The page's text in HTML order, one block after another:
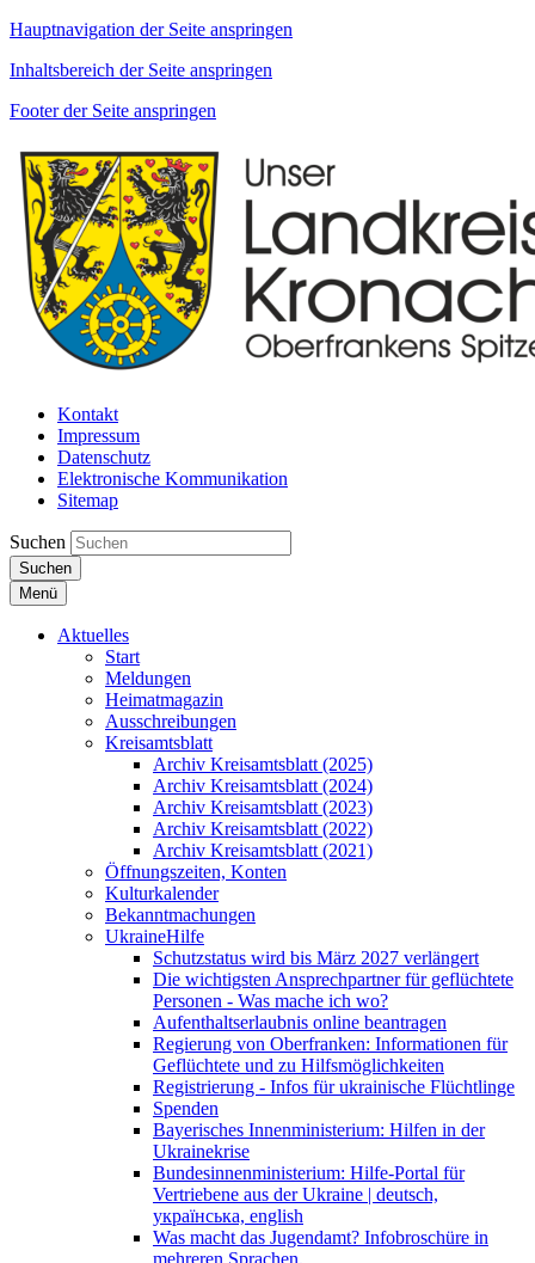
Hauptnavigation der Seite anspringen
Inhaltsbereich der Seite anspringen
Footer der Seite anspringen
Kontakt
Impressum
Datenschutz
Elektronische Kommunikation
Sitemap
Suchen
Suchen
Menü
Aktuelles
Start
Meldungen
Heimatmagazin
Ausschreibungen
Kreisamtsblatt
Archiv Kreisamtsblatt (2025)
Archiv Kreisamtsblatt (2024)
Archiv Kreisamtsblatt (2023)
Archiv Kreisamtsblatt (2022)
Archiv Kreisamtsblatt (2021)
Öffnungszeiten, Konten
Kulturkalender
Bekanntmachungen
UkraineHilfe
Schutzstatus wird bis März 2027 verlängert
Die wichtigsten Ansprechpartner für geflüchtete
Personen - Was mache ich wo?
Aufenthaltserlaubnis online beantragen
Regierung von Oberfranken: Informationen für
Geflüchtete und zu Hilfsmöglichkeiten
Registrierung - Infos für ukrainische Flüchtlinge
Spenden
Bayerisches Innenministerium: Hilfen in der
Ukrainekrise
Bundesinnenministerium: Hilfe-Portal für
Vertriebene aus der Ukraine | deutsch,
українська, english
Was macht das Jugendamt? Infobroschüre in
mehreren Sprachen.